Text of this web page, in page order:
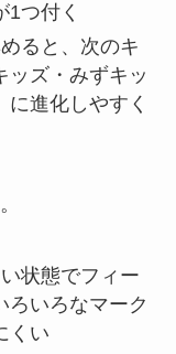
つ付く
ると、次のキ
ッズ・みずキッ
進化しやすく
状態でフィー
ろいろなマーク
くい